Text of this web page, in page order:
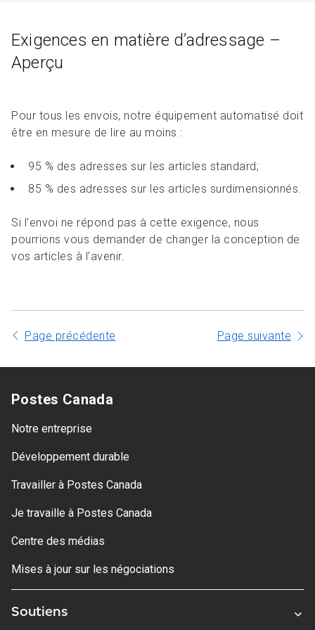
Exigences en matière d’adressage –
Aperçu
Pour tous les envois, notre équipement automatisé doit
être en mesure de lire au moins :
95 % des adresses sur les articles standard;
85 % des adresses sur les articles surdimensionnés.
Si l’envoi ne répond pas à cette exigence, nous
pourrions vous demander de changer la conception de
vos articles à l’avenir.
Page précédente Page suivante
Postes Canada
Notre entreprise
Développement durable
Travailler à Postes Canada
Je travaille à Postes Canada
Centre des médias
Mises à jour sur les négociations
Soutiens